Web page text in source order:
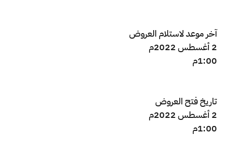
​آخر موعد لاستلام العروض
2 أغسطس 2022م
1:00م
تاريخ فتح العروض
2 أغسطس 2022م
1:00م ​